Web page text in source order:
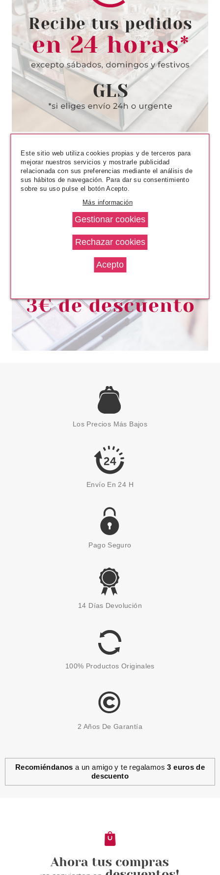
GIORGIO ARMANI
GIORGIO ARMANI SI EDP 30 ML
Pvr 59.00€
-28%
desde
42.40€
GIORGIO ARMANI
GIORGIO ARMANI ACQUA DI
GIOIA EDP 30 ML VP.
Pvr 52.00€ desde
34.90€
GIORGIO ARMANI
EMPORIO ARMANI
SHE/ELLA/LEI/ HER EDP 100 ML
46.80€
VALENTINO
INTENSE EDP 30 ML VP
54.95€
GIORGIO ARMANI
50.70€
Los Precios Más Bajos
Envío En 24 H
Pago Seguro
14 Días Devolución
100% Productos Originales
2 Años De Garantía
Recomiéndanos a un amigo y te regalamos3 euros de
descuento
Este sitio web utiliza cookies propias y de terceros para
mejorar nuestros servicios y mostrarle publicidad
relacionada con sus preferencias mediante el análisis de
sus hábitos de navegación. Para dar su consentimiento
sobre su uso pulse el botón Acepto.
Más información